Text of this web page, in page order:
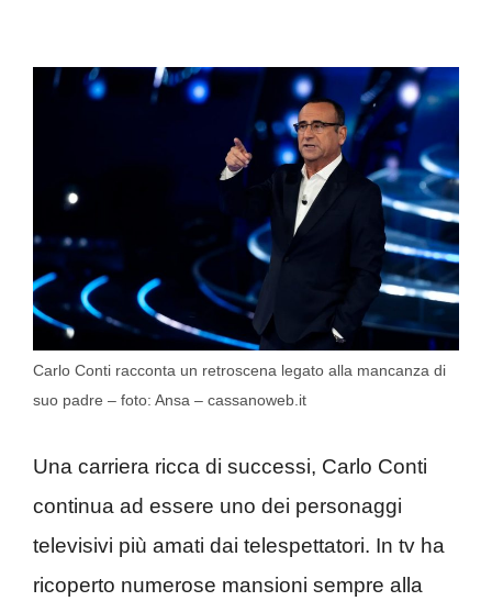
Carlo Conti racconta un retroscena legato alla mancanza di
suo padre – foto: Ansa – cassanoweb.it
Una carriera ricca di successi, Carlo Conti
continua ad essere uno dei personaggi
televisivi più amati dai telespettatori. In tv ha
ricoperto numerose mansioni sempre alla